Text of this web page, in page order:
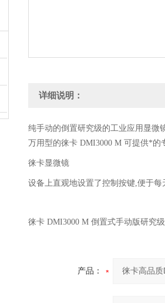
详细说明：
纯手动的倒置研究级的工业应用显微
万用型的徕卡 DMI3000 M 可提供*的
徕卡显微镜
设备上直观地设置了控制按键,便于
徕卡 DMI3000 M 倒置式手动版研究
产品：